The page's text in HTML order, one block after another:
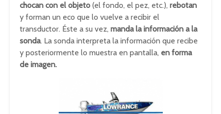
chocan con el objeto (el fondo, el pez, etc.), rebotan
y forman un eco que lo vuelve a recibir el
transductor. Éste a su vez, manda la información a la
sonda. La sonda interpreta la información que recibe
y posteriormente lo muestra en pantalla, en forma
de imagen.